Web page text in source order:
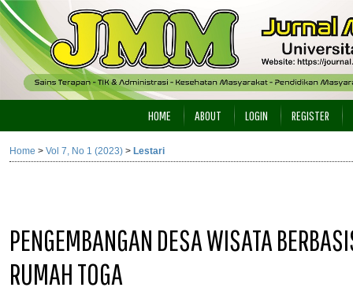
HOME ABOUT LOGIN REGISTER
Home > Vol 7, No 1 (2023) > Lestari
PENGEMBANGAN DESA WISATA
RUMAH TOGA